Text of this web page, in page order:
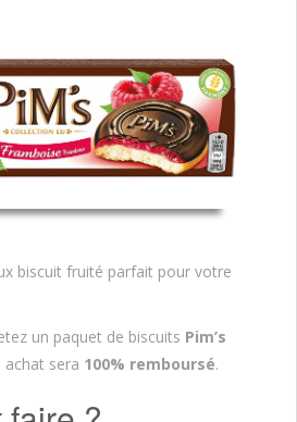
biscuit fruité parfait pour votre
un paquet de biscuits Pim’s
sera 100% remboursé.